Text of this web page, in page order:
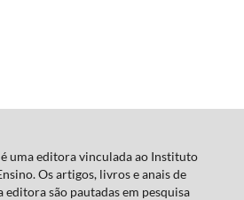
uma editora vinculada ao Instituto
Os artigos, livros e anais de
editora são pautadas em pesquisa